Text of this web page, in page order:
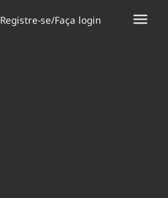
Registre-se/Faça login